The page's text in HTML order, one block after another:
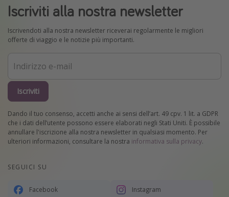
Iscriviti alla nostra newsletter
Iscrivendoti alla nostra newsletter riceverai regolarmente le migliori
offerte di viaggio e le notizie più importanti.
Iscriviti
Dando il tuo consenso, accetti anche ai sensi dell’art. 49 cpv. 1 lit. a GDPR
che i dati dell’utente possono essere elaborati negli Stati Uniti. È possibile
annullare l'iscrizione alla nostra newsletter in qualsiasi momento. Per
ulteriori informazioni, consultare la nostra informativa sulla privacy.
SEGUICI SU
Facebook Instagram